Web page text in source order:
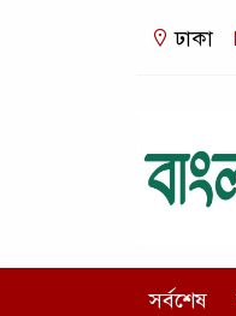
ঢাকা
সর্বশেষ